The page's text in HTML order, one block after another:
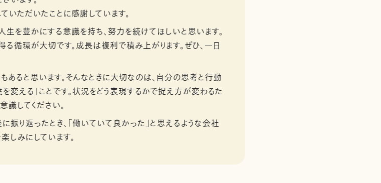
ただいたことに感謝しています。
を豊かにする意識を持ち、努力を続けてほしいと思います。
循環が大切です。成長は複利で積み上がります。ぜひ、一日
あると思います。そんなときに大切なのは、自分の思考と行動
変える」ことです。状況をどう表現するかで捉え方が変わるた
識してください。
り返ったとき、「働いていて良かった」と思えるような会社
しみにしています。